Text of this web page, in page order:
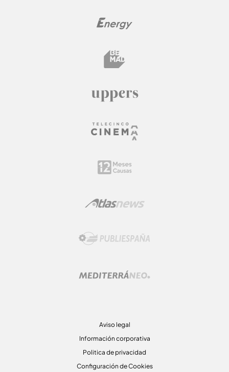
Aviso legal
Información corporativa
Politica de privacidad
Configuración de Cookies